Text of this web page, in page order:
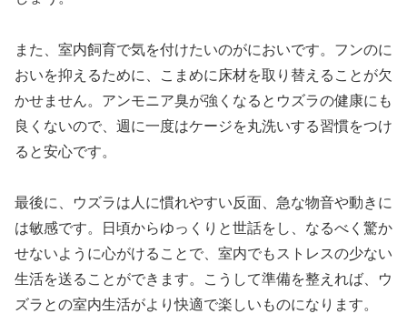
また、室内飼育で気を付けたいのがにおいです。フンのに
おいを抑えるために、こまめに床材を取り替えることが欠
かせません。アンモニア臭が強くなるとウズラの健康にも
良くないので、週に一度はケージを丸洗いする習慣をつけ
ると安心です。
最後に、ウズラは人に慣れやすい反面、急な物音や動きに
は敏感です。日頃からゆっくりと世話をし、なるべく驚か
せないように心がけることで、室内でもストレスの少ない
生活を送ることができます。こうして準備を整えれば、ウ
ズラとの室内生活がより快適で楽しいものになります。